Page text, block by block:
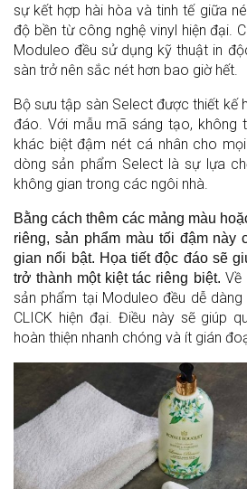
sự kết hợp hài hòa và tinh tế giữa
độ bền từ công nghệ vinyl hiện đại.
Moduleo đều sử dụng kỹ thuật in
sàn trở nên sắc nét hơn bao giờ hết.
Bộ sưu tập sàn Select được thiết kế
đáo. Với mẫu mã sáng tạo, không
khác biệt đậm nét cá nhân cho
dòng sản phẩm Select là sự lựa
không gian trong các ngôi nhà.
Bằng cách thêm các mảng màu
riêng, sản phẩm màu tối đậm này
gian nổi bật. Họa tiết độc đáo sẽ
trở thành một kiệt tác riêng biệt. Về
sản phẩm tại Moduleo đều dễ
CLICK hiện đại. Điều này sẽ giúp
hoàn thiện nhanh chóng và ít gián